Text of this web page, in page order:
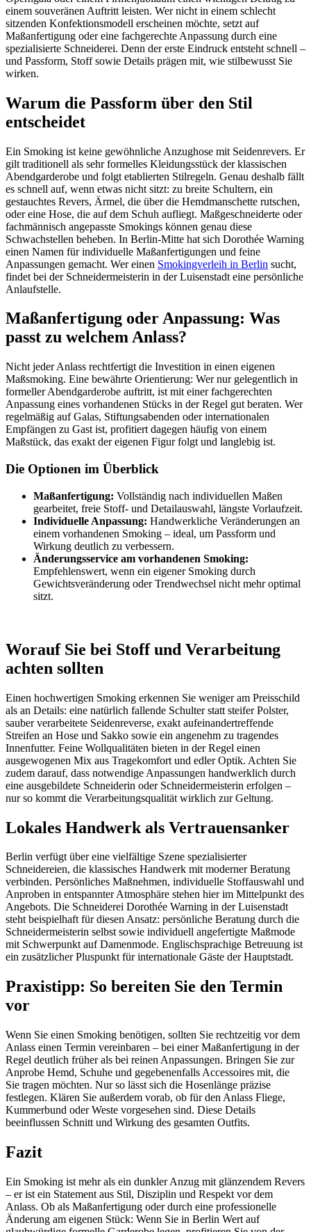
einem souveränen Auftritt leisten. Wer nicht in einem schlecht
sitzenden Konfektionsmodell erscheinen möchte, setzt auf
Maßanfertigung oder eine fachgerechte Anpassung durch eine
spezialisierte Schneiderei. Denn der erste Eindruck entsteht schnell –
und Passform, Stoff sowie Details prägen mit, wie stilbewusst Sie
wirken.
Warum die Passform über den Stil
entscheidet
Ein Smoking ist keine gewöhnliche Anzughose mit Seidenrevers. Er
gilt traditionell als sehr formelles Kleidungsstück der klassischen
Abendgarderobe und folgt etablierten Stilregeln. Genau deshalb fällt
es schnell auf, wenn etwas nicht sitzt: zu breite Schultern, ein
gestauchtes Revers, Ärmel, die über die Hemdmanschette rutschen,
oder eine Hose, die auf dem Schuh aufliegt. Maßgeschneiderte oder
fachmännisch angepasste Smokings können genau diese
Schwachstellen beheben. In Berlin-Mitte hat sich Dorothée Warning
einen Namen für individuelle Maßanfertigungen und feine
Anpassungen gemacht. Wer einen Smokingverleih in Berlin sucht,
findet bei der Schneidermeisterin in der Luisenstadt eine persönliche
Anlaufstelle.
Maßanfertigung oder Anpassung: Was
passt zu welchem Anlass?
Nicht jeder Anlass rechtfertigt die Investition in einen eigenen
Maßsmoking. Eine bewährte Orientierung: Wer nur gelegentlich in
formeller Abendgarderobe auftritt, ist mit einer fachgerechten
Anpassung eines vorhandenen Stücks in der Regel gut beraten. Wer
regelmäßig auf Galas, Stiftungsabenden oder internationalen
Empfängen zu Gast ist, profitiert dagegen häufig von einem
Maßstück, das exakt der eigenen Figur folgt und langlebig ist.
Die Optionen im Überblick
Maßanfertigung: Vollständig nach individuellen Maßen
gearbeitet, freie Stoff- und Detailauswahl, längste Vorlaufzeit.
Individuelle Anpassung: Handwerkliche Veränderungen an
einem vorhandenen Smoking – ideal, um Passform und
Wirkung deutlich zu verbessern.
Änderungsservice am vorhandenen Smoking:
Empfehlenswert, wenn ein eigener Smoking durch
Gewichtsveränderung oder Trendwechsel nicht mehr optimal
sitzt.
Worauf Sie bei Stoff und Verarbeitung
achten sollten
Einen hochwertigen Smoking erkennen Sie weniger am Preisschild
als an Details: eine natürlich fallende Schulter statt steifer Polster,
sauber verarbeitete Seidenreverse, exakt aufeinandertreffende
Streifen an Hose und Sakko sowie ein angenehm zu tragendes
Innenfutter. Feine Wollqualitäten bieten in der Regel einen
ausgewogenen Mix aus Tragekomfort und edler Optik. Achten Sie
zudem darauf, dass notwendige Anpassungen handwerklich durch
eine ausgebildete Schneiderin oder Schneidermeisterin erfolgen –
nur so kommt die Verarbeitungsqualität wirklich zur Geltung.
Lokales Handwerk als Vertrauensanker
Berlin verfügt über eine vielfältige Szene spezialisierter
Schneidereien, die klassisches Handwerk mit moderner Beratung
verbinden. Persönliches Maßnehmen, individuelle Stoffauswahl und
Anproben in entspannter Atmosphäre stehen hier im Mittelpunkt des
Angebots. Die Schneiderei Dorothée Warning in der Luisenstadt
steht beispielhaft für diesen Ansatz: persönliche Beratung durch die
Schneidermeisterin selbst sowie individuell angefertigte Maßmode
mit Schwerpunkt auf Damenmode. Englischsprachige Betreuung ist
ein zusätzlicher Pluspunkt für internationale Gäste der Hauptstadt.
Praxistipp: So bereiten Sie den Termin
vor
Wenn Sie einen Smoking benötigen, sollten Sie rechtzeitig vor dem
Anlass einen Termin vereinbaren – bei einer Maßanfertigung in der
Regel deutlich früher als bei reinen Anpassungen. Bringen Sie zur
Anprobe Hemd, Schuhe und gegebenenfalls Accessoires mit, die
Sie tragen möchten. Nur so lässt sich die Hosenlänge präzise
festlegen. Klären Sie außerdem vorab, ob für den Anlass Fliege,
Kummerbund oder Weste vorgesehen sind. Diese Details
beeinflussen Schnitt und Wirkung des gesamten Outfits.
Fazit
Ein Smoking ist mehr als ein dunkler Anzug mit glänzendem Revers
– er ist ein Statement aus Stil, Disziplin und Respekt vor dem
Anlass. Ob als Maßanfertigung oder durch eine professionelle
Änderung am eigenen Stück: Wenn Sie in Berlin Wert auf